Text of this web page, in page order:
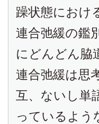
躁状態におけ
連合弛緩の鑑
にどんどん脇
連合弛緩は思
互、ないし単
っているよう